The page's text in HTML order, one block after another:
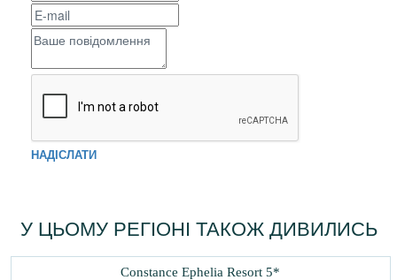
НАДІСЛАТИ
У ЦЬОМУ РЕГІОНІ ТАКОЖ ДИВИЛИСЬ
Constance Ephelia Resort 5*